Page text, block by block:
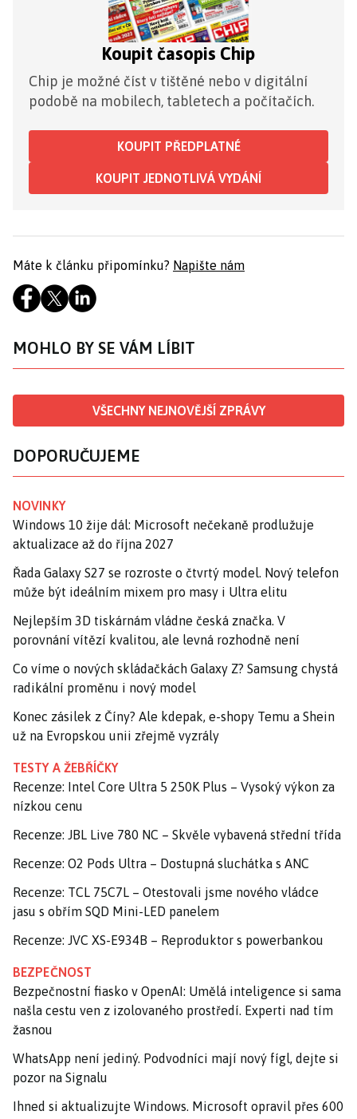
Koupit časopis Chip
Chip je možné číst v tištěné nebo v digitální
podobě na mobilech, tabletech a počítačích.
KOUPIT PŘEDPLATNÉ
KOUPIT JEDNOTLIVÁ VYDÁNÍ
Máte k článku připomínku? Napište nám
MOHLO BY SE VÁM LÍBIT
VŠECHNY NEJNOVĚJŠÍ ZPRÁVY
DOPORUČUJEME
NOVINKY
Windows 10 žije dál: Microsoft nečekaně prodlužuje
aktualizace až do října 2027
Řada Galaxy S27 se rozroste o čtvrtý model. Nový telefon
může být ideálním mixem pro masy i Ultra elitu
Nejlepším 3D tiskárnám vládne česká značka. V
porovnání vítězí kvalitou, ale levná rozhodně není
Co víme o nových skládačkách Galaxy Z? Samsung chystá
radikální proměnu i nový model
Konec zásilek z Číny? Ale kdepak, e-shopy Temu a Shein
už na Evropskou unii zřejmě vyzrály
TESTY A ŽEBŘÍČKY
Recenze: Intel Core Ultra 5 250K Plus – Vysoký výkon za
nízkou cenu
Recenze: JBL Live 780 NC – Skvěle vybavená střední třída
Recenze: O2 Pods Ultra – Dostupná sluchátka s ANC
Recenze: TCL 75C7L – Otestovali jsme nového vládce
jasu s obřím SQD Mini-LED panelem
Recenze: JVC XS-E934B – Reproduktor s powerbankou
BEZPEČNOST
Bezpečnostní fiasko v OpenAI: Umělá inteligence si sama
našla cestu ven z izolovaného prostředí. Experti nad tím
žasnou
WhatsApp není jediný. Podvodníci mají nový fígl, dejte si
pozor na Signalu
Ihned si aktualizujte Windows. Microsoft opravil přes 600